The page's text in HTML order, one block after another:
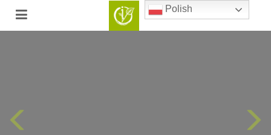
Polish